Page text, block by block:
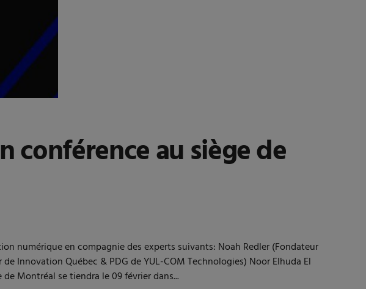
conférence au siège de
numérique en compagnie des experts suivants: Noah Redler (Fondateur
Innovation Québec & PDG de YUL-COM Technologies) Noor Elhuda El
Montréal se tiendra le 09 février dans...